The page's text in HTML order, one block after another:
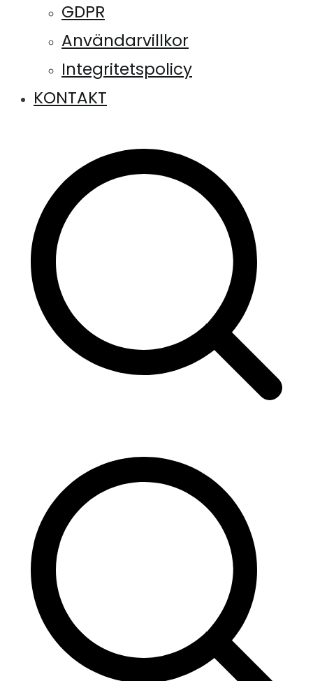
GDPR
Användarvillkor
Integritetspolicy
KONTAKT